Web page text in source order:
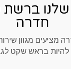
ברשת
חדרה
מציעים מגוון
להיות בראש שקט